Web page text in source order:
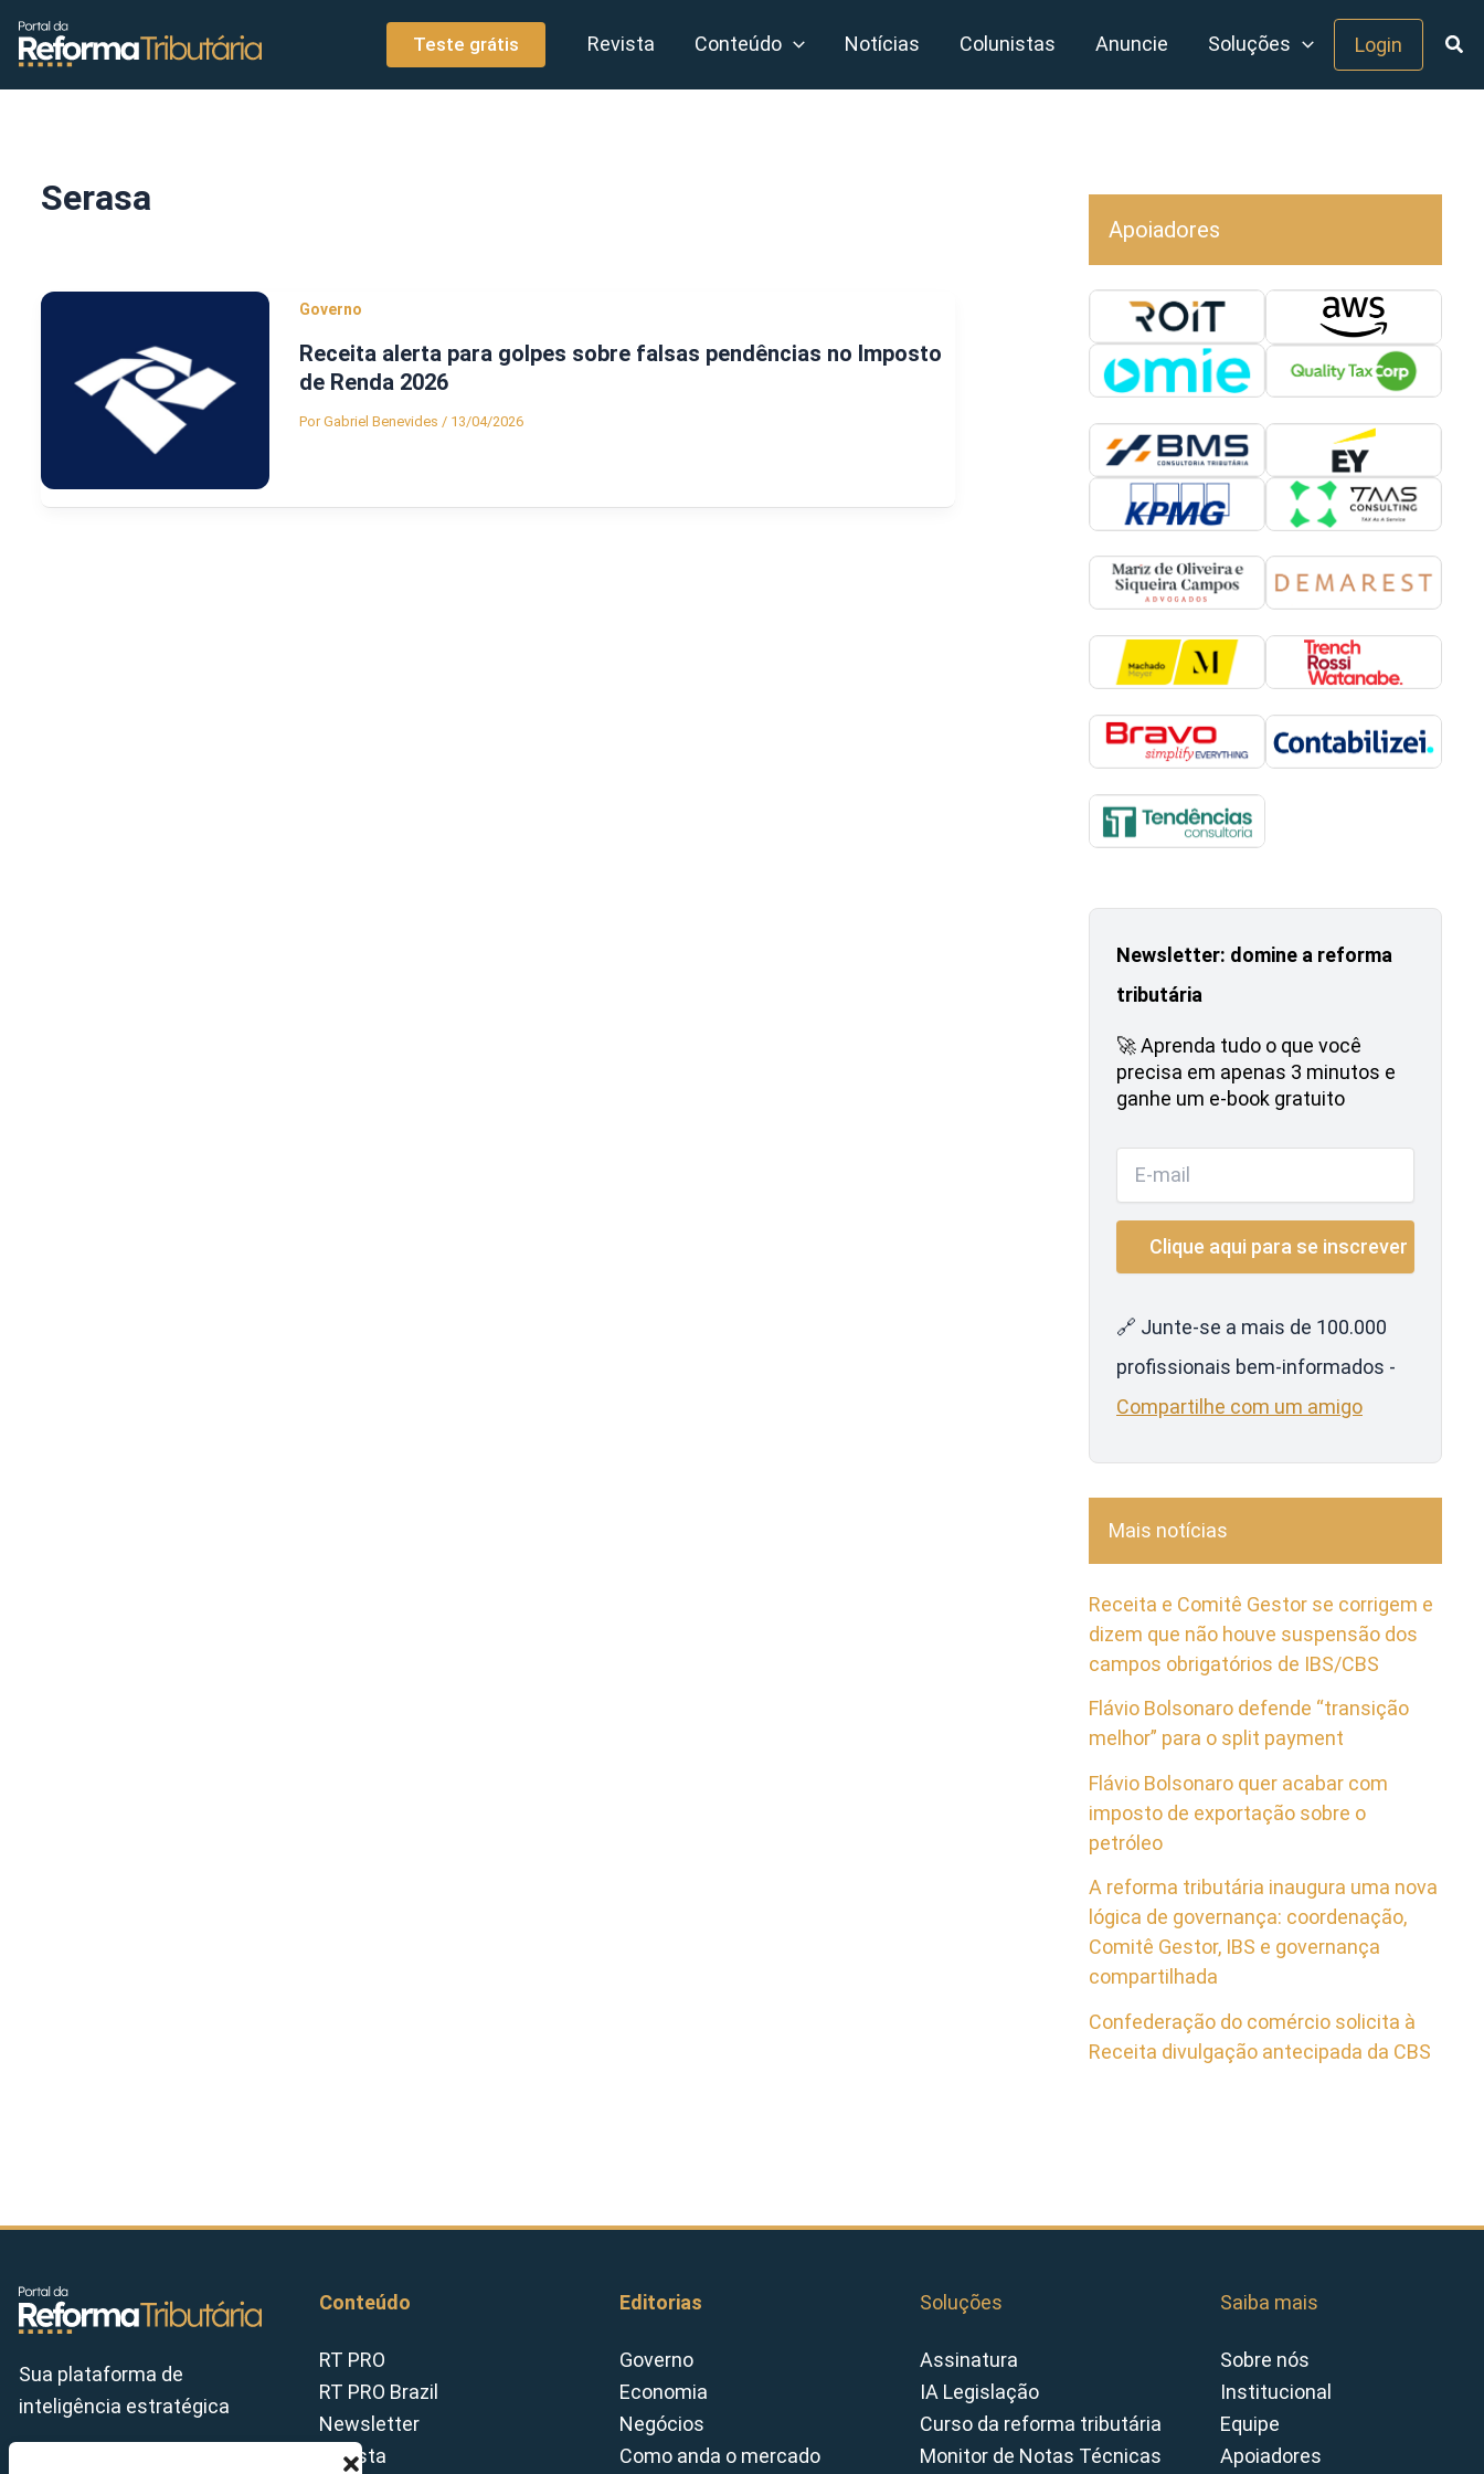
conteúdo
Teste grátis Revista Conteúdo Notícias Colunistas Anuncie Soluções Login
Serasa
Governo
Receita alerta para golpes sobre falsas pendências no Imposto
de Renda 2026
PorGabriel Benevides / 13/04/2026
Apoiadores
Newsletter: domine a reforma
tributária
🚀 Aprenda tudo o que você
precisa em apenas 3 minutos e
ganhe um e-book gratuito
🔗 Junte-se a mais de 100.000
profissionais bem-informados -
Compartilhe com um amigo
Mais notícias
Receita e Comitê Gestor se corrigem e
dizem que não houve suspensão dos
campos obrigatórios de IBS/CBS
Flávio Bolsonaro defende “transição
melhor” para o split payment
Flávio Bolsonaro quer acabar com
imposto de exportação sobre o
petróleo
A reforma tributária inaugura uma nova
lógica de governança: coordenação,
Comitê Gestor, IBS e governança
compartilhada
Confederação do comércio solicita à
Receita divulgação antecipada da CBS
Sua plataforma de
inteligência estratégica
Conteúdo
RT PRO
RT PRO Brazil
Newsletter
Revista
Editorias
Governo
Economia
Negócios
Como anda o mercado
Soluções
Assinatura
IA Legislação
Curso da reforma tributária
Monitor de Notas Técnicas
Saiba mais
Sobre nós
Institucional
Equipe
Apoiadores